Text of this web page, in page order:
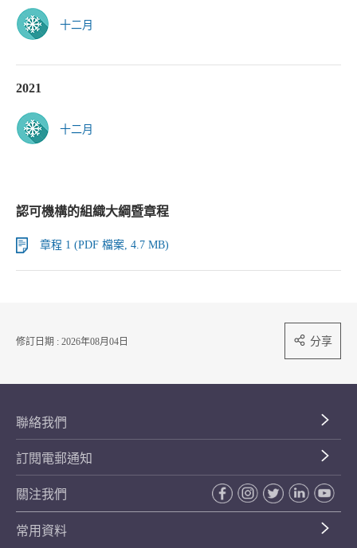
十二月
2021
十二月
認可機構的組織大綱暨章程
章程 1 (PDF 檔案, 4.7 MB)
修訂日期 : 2026年08月04日 分享
聯絡我們
訂閱電郵通知
關注我們
常用資料